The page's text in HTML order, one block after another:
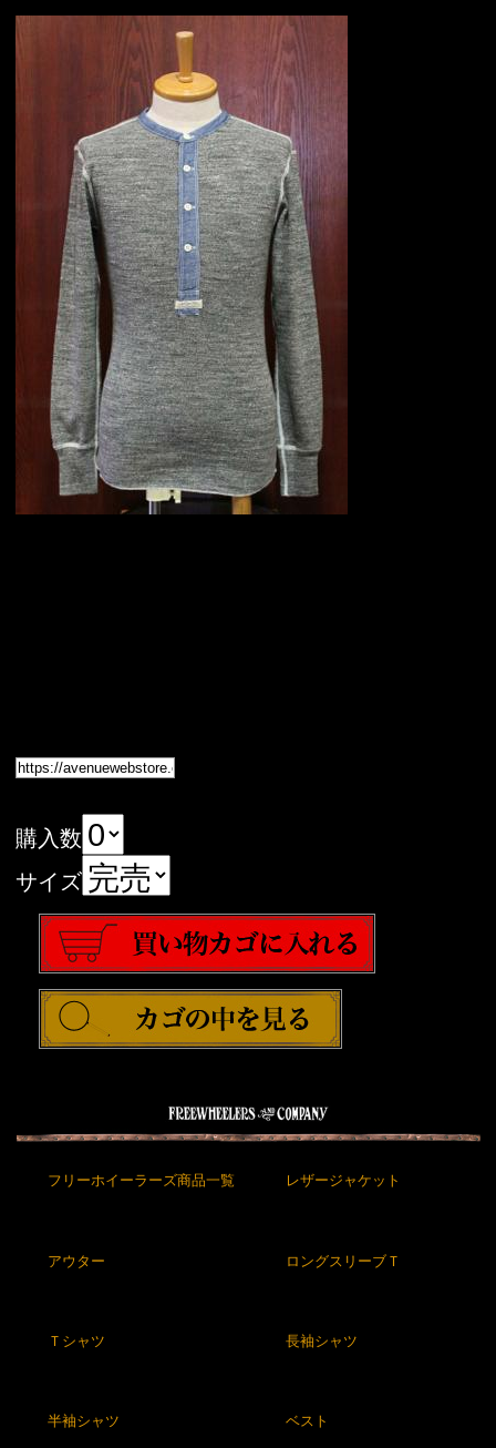
購入数
サイズ
フリーホイーラーズ商品一覧 レザージャケット
アウター ロングスリーブＴ
Ｔシャツ 長袖シャツ
半袖シャツ ベスト